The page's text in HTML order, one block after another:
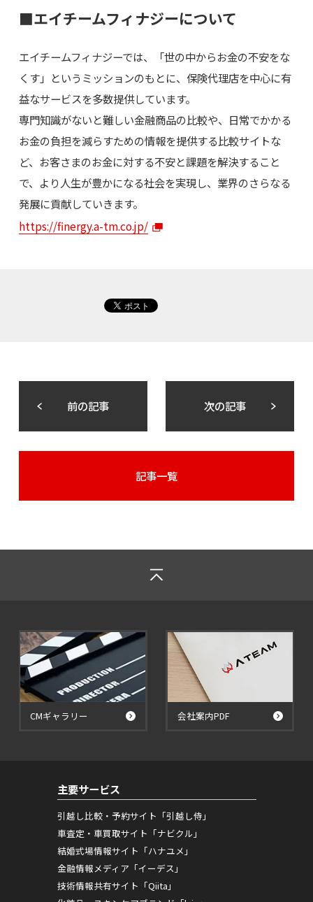
■エイチームフィナジーについて
エイチームフィナジーでは、「世の中からお金の不安をな
くす」というミッションのもとに、保険代理店を中心に有
益なサービスを多数提供しています。
専門知識がないと難しい金融商品の比較や、日常でかかる
お金の負担を減らすための情報を提供する比較サイトな
ど、お客さまのお金に対する不安と課題を解決すること
で、より人生が豊かになる社会を実現し、業界のさらなる
発展に貢献していきます。
https://finergy.a-tm.co.jp/
前の記事 次の記事
記事一覧
CMギャラリー 会社案内PDF
主要サービス
引越し比較・予約サイト「引越し侍」
車査定・車買取サイト「ナビクル」
結婚式場情報サイト「ハナユメ」
金融情報メディア「イーデス」
技術情報共有サイト「Qiita」